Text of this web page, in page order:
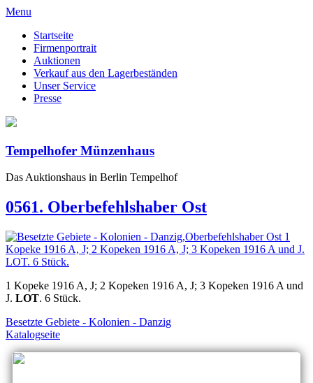
Menu
Startseite
Firmenportrait
Auktionen
Verkauf aus den Lagerbeständen
Unser Service
Presse
Tempelhofer Münzenhaus
Das Auktionshaus in Berlin Tempelhof
0561. Oberbefehlshaber Ost
1 Kopeke 1916 A, J; 2 Kopeken 1916 A, J; 3 Kopeken 1916 A und
J. LOT. 6 Stück.
Besetzte Gebiete - Kolonien - Danzig
Katalogseite